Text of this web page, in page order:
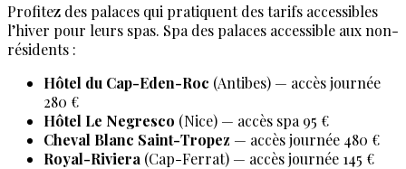
Profitez des palaces qui pratiquent des tarifs accessibles
l’hiver pour leurs spas. Spa des palaces accessible aux non-
résidents :
Hôtel du Cap-Eden-Roc (Antibes) — accès journée
280 €
Hôtel Le Negresco (Nice) — accès spa 95 €
Cheval Blanc Saint-Tropez — accès journée 480 €
Royal-Riviera (Cap-Ferrat) — accès journée 145 €